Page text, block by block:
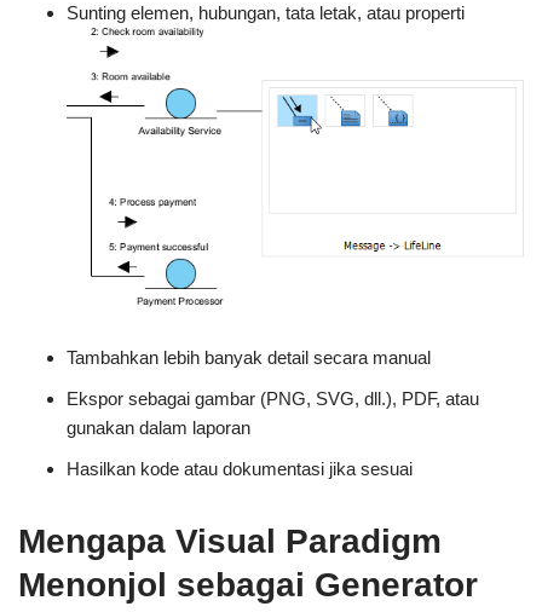
Sunting elemen, hubungan, tata letak, atau properti
Tambahkan lebih banyak detail secara manual
Ekspor sebagai gambar (PNG, SVG, dll.), PDF, atau
gunakan dalam laporan
Hasilkan kode atau dokumentasi jika sesuai
Mengapa Visual Paradigm
Menonjol sebagai Generator